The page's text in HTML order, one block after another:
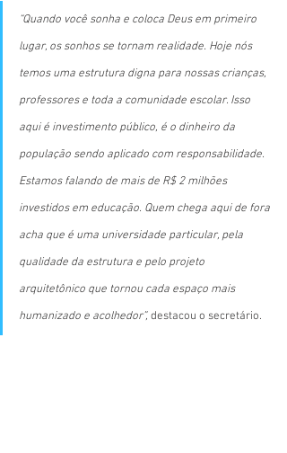
“Quando você sonha e coloca Deus em primeiro
lugar, os sonhos se tornam realidade. Hoje nós
temos uma estrutura digna para nossas crianças,
professores e toda a comunidade escolar. Isso
aqui é investimento público, é o dinheiro da
população sendo aplicado com responsabilidade.
Estamos falando de mais de R$ 2 milhões
investidos em educação. Quem chega aqui de fora
acha que é uma universidade particular, pela
qualidade da estrutura e pelo projeto
arquitetônico que tornou cada espaço mais
humanizado e acolhedor”, destacou o secretário.